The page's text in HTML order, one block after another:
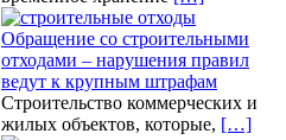
Обращение со строительными
отходами – нарушения правил
ведут к крупным штрафам
Строительство коммерческих и
жилых объектов, которые, […]